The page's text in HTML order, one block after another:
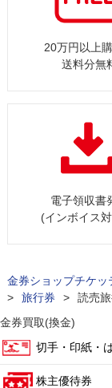
20万円以上
送料分無
電子領収書
(インボイス
金券ショップチケ
>
旅行券 >
読売
金券買取(換金)
切手・印紙・
株主優待券